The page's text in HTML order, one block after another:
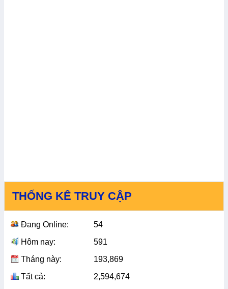
THỐNG KÊ TRUY CẬP
Đang Online:
54
Hôm nay:
591
Tháng này:
193,869
Tất cả:
2,594,674